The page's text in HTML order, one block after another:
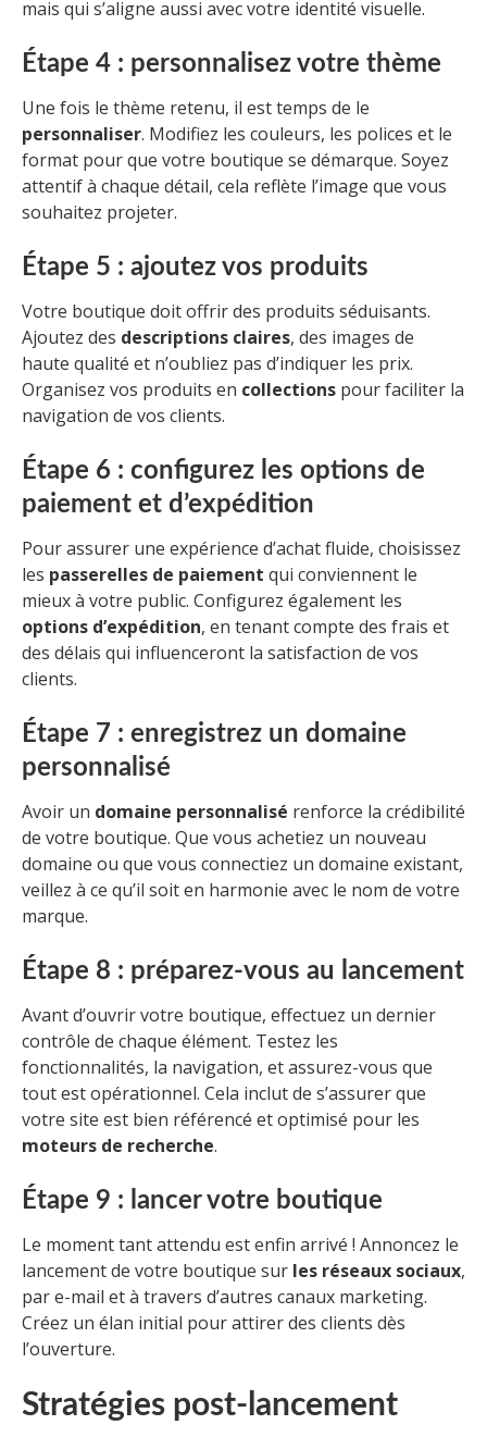
mais qui s’aligne aussi avec votre identité visuelle.
Étape 4 : personnalisez votre thème
Une fois le thème retenu, il est temps de le
personnaliser. Modifiez les couleurs, les polices et le
format pour que votre boutique se démarque. Soyez
attentif à chaque détail, cela reflète l’image que vous
souhaitez projeter.
Étape 5 : ajoutez vos produits
Votre boutique doit offrir des produits séduisants.
Ajoutez des descriptions claires, des images de
haute qualité et n’oubliez pas d’indiquer les prix.
Organisez vos produits en collections pour faciliter la
navigation de vos clients.
Étape 6 : configurez les options de
paiement et d’expédition
Pour assurer une expérience d’achat fluide, choisissez
les passerelles de paiement qui conviennent le
mieux à votre public. Configurez également les
options d’expédition, en tenant compte des frais et
des délais qui influenceront la satisfaction de vos
clients.
Étape 7 : enregistrez un domaine
personnalisé
Avoir un domaine personnalisé renforce la crédibilité
de votre boutique. Que vous achetiez un nouveau
domaine ou que vous connectiez un domaine existant,
veillez à ce qu’il soit en harmonie avec le nom de votre
marque.
Étape 8 : préparez-vous au lancement
Avant d’ouvrir votre boutique, effectuez un dernier
contrôle de chaque élément. Testez les
fonctionnalités, la navigation, et assurez-vous que
tout est opérationnel. Cela inclut de s’assurer que
votre site est bien référencé et optimisé pour les
moteurs de recherche.
Étape 9 : lancer votre boutique
Le moment tant attendu est enfin arrivé ! Annoncez le
lancement de votre boutique sur les réseaux sociaux,
par e-mail et à travers d’autres canaux marketing.
Créez un élan initial pour attirer des clients dès
l’ouverture.
Stratégies post-lancement